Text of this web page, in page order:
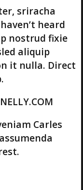
sriracha
heard
nostrud fixie
aliquip
it nulla. Direct
Carles